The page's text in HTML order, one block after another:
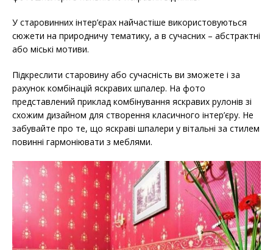
У старовинних інтер’єрах найчастіше використовуються
сюжети на природничу тематику, а в сучасних – абстрактні
або міські мотиви.
Підкреслити старовину або сучасність ви зможете і за
рахунок комбінацій яскравих шпалер. На фото
представлений приклад комбінування яскравих рулонів зі
схожим дизайном для створення класичного інтер’єру. Не
забувайте про те, що яскраві шпалери у вітальні за стилем
повинні гармоніювати з меблями.